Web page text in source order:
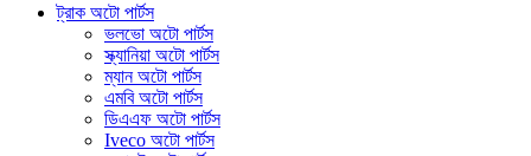
ট্রাক অটো পার্টস
ভলভো অটো পার্টস
স্ক্যানিয়া অটো পার্টস
ম্যান অটো পার্টস
এমবি অটো পার্টস
ডিএএফ অটো পার্টস
Iveco অটো পার্টস